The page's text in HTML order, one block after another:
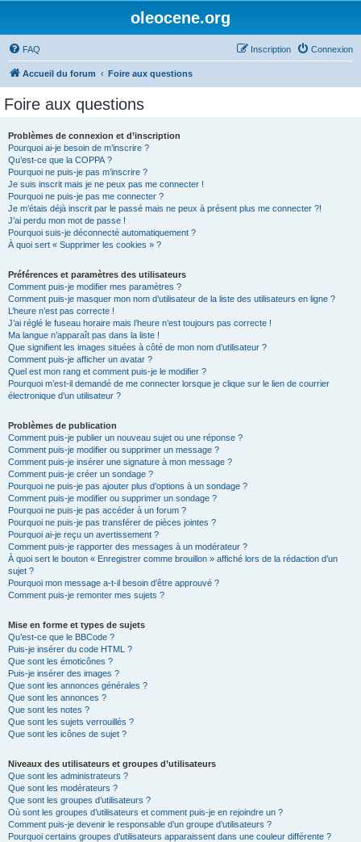
oleocene.org
FAQ Connexion
Inscription
Accueil du forum Foire aux questions
Foire aux questions
Problèmes de connexion et d’inscription
Pourquoi ai-je besoin de m’inscrire ?
Qu’est-ce que la COPPA ?
Pourquoi ne puis-je pas m’inscrire ?
Je suis inscrit mais je ne peux pas me connecter !
Pourquoi ne puis-je pas me connecter ?
Je m’étais déjà inscrit par le passé mais ne peux à présent plus me connecter ?!
J’ai perdu mon mot de passe !
Pourquoi suis-je déconnecté automatiquement ?
À quoi sert « Supprimer les cookies » ?
Préférences et paramètres des utilisateurs
Comment puis-je modifier mes paramètres ?
Comment puis-je masquer mon nom d’utilisateur de la liste des utilisateurs en ligne ?
L’heure n’est pas correcte !
J’ai réglé le fuseau horaire mais l’heure n’est toujours pas correcte !
Ma langue n’apparaît pas dans la liste !
Que signifient les images situées à côté de mon nom d’utilisateur ?
Comment puis-je afficher un avatar ?
Quel est mon rang et comment puis-je le modifier ?
Pourquoi m’est-il demandé de me connecter lorsque je clique sur le lien de courrier
électronique d’un utilisateur ?
Problèmes de publication
Comment puis-je publier un nouveau sujet ou une réponse ?
Comment puis-je modifier ou supprimer un message ?
Comment puis-je insérer une signature à mon message ?
Comment puis-je créer un sondage ?
Pourquoi ne puis-je pas ajouter plus d’options à un sondage ?
Comment puis-je modifier ou supprimer un sondage ?
Pourquoi ne puis-je pas accéder à un forum ?
Pourquoi ne puis-je pas transférer de pièces jointes ?
Pourquoi ai-je reçu un avertissement ?
Comment puis-je rapporter des messages à un modérateur ?
À quoi sert le bouton « Enregistrer comme brouillon » affiché lors de la rédaction d’un
sujet ?
Pourquoi mon message a-t-il besoin d’être approuvé ?
Comment puis-je remonter mes sujets ?
Mise en forme et types de sujets
Qu’est-ce que le BBCode ?
Puis-je insérer du code HTML ?
Que sont les émoticônes ?
Puis-je insérer des images ?
Que sont les annonces générales ?
Que sont les annonces ?
Que sont les notes ?
Que sont les sujets verrouillés ?
Que sont les icônes de sujet ?
Niveaux des utilisateurs et groupes d’utilisateurs
Que sont les administrateurs ?
Que sont les modérateurs ?
Que sont les groupes d’utilisateurs ?
Où sont les groupes d’utilisateurs et comment puis-je en rejoindre un ?
Comment puis-je devenir le responsable d’un groupe d’utilisateurs ?
Pourquoi certains groupes d’utilisateurs apparaissent dans une couleur différente ?